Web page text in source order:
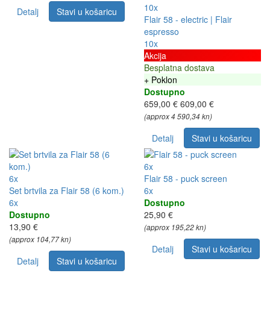
Detalj Stavi u košaricu
10x
Flair 58 - electric | Flair
espresso
10x
Akcija
Besplatna dostava
+ Poklon
Dostupno
659,00 € 609,00 €
(approx 4 590,34 kn)
Detalj Stavi u košaricu
6x
Set brtvila za Flair 58 (6 kom.)
6x
Dostupno
13,90 €
(approx 104,77 kn)
Detalj Stavi u košaricu
6x
Flair 58 - puck screen
6x
Dostupno
25,90 €
(approx 195,22 kn)
Detalj Stavi u košaricu